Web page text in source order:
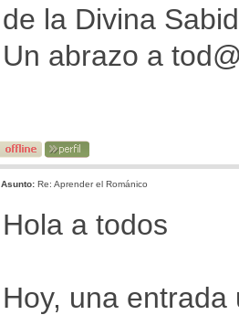
de la Divina
Un abrazo a
Asunto: Re: Aprender el Románico
Hola a todos
Hoy, una